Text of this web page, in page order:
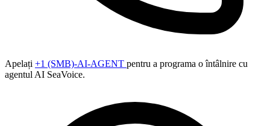
Apelați +1 (SMB)-AI-AGENT pentru a programa o întâlnire cu
agentul AI SeaVoice.